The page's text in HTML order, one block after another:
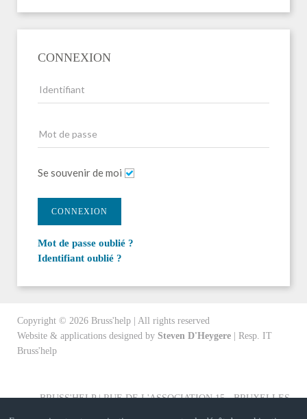
CONNEXION
Se souvenir de moi
CONNEXION
Mot de passe oublié ?
Identifiant oublié ?
Copyright © 2026 Bruss'help | All rights reserved
Website & applications designed by Steven D'Heygere | Resp. IT
Bruss'help
BRUSS'HELP | RUE DE L'ASSOCIATION 15 - BRUXELLES